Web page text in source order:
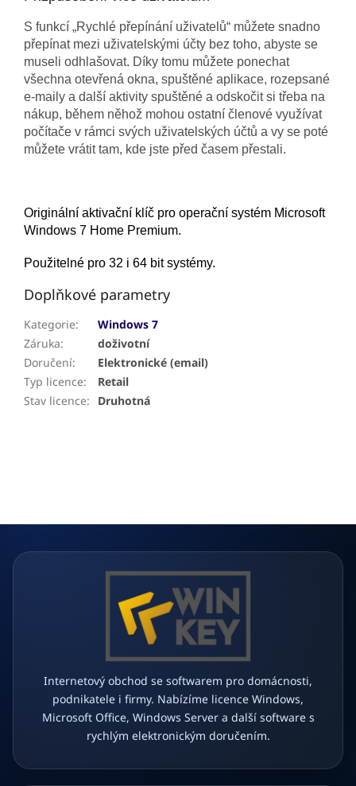
S funkcí „Rychlé přepínání uživatelů“ můžete snadno
přepínat mezi uživatelskými účty bez toho, abyste se
museli odhlašovat. Díky tomu můžete ponechat
všechna otevřená okna, spuštěné aplikace, rozepsané
e-maily a další aktivity spuštěné a odskočit si třeba na
nákup, během něhož mohou ostatní členové využívat
počítače v rámci svých uživatelských účtů a vy se poté
můžete vrátit tam, kde jste před časem přestali.
Originální aktivační klíč pro operační systém Microsoft
Windows 7 Home Premium.
Použitelné pro 32 i 64 bit systémy.
Doplňkové parametry
Kategorie:
Windows 7
Záruka:
doživotní
Doručení:
Elektronické (email)
Typ licence:
Retail
Stav licence: Druhotná
Internetový obchod se softwarem pro domácnosti,
podnikatele i firmy. Nabízíme licence Windows,
Microsoft Office, Windows Server a další software s
rychlým elektronickým doručením.